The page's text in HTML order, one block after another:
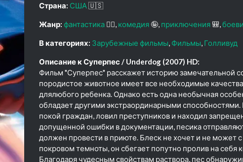
Страна: США🇺🇸
Жанр: фантастика 🧙‍♀️ комедия 🤪 приключения 🎒
В категориях: Зарубежные фильмы Фильмы Голливуд
Описание к Суперпес / Underdog (2007) HD:
Фильм "Суперпес" расскажет историю замечательной
породистое животное имеет все необходимые
длялюбого ребенка. Однако есть одна необычная
обладает другими экстраординарными
покой граждан, ловил преступников и находил
допущенной ошибки в документации, песика
должен провести в приюте. Блеск не хочет и не может
покровом темноты, он сбегает попутно пролив на себя
Благодаря чудесным свойствам раствора, пес